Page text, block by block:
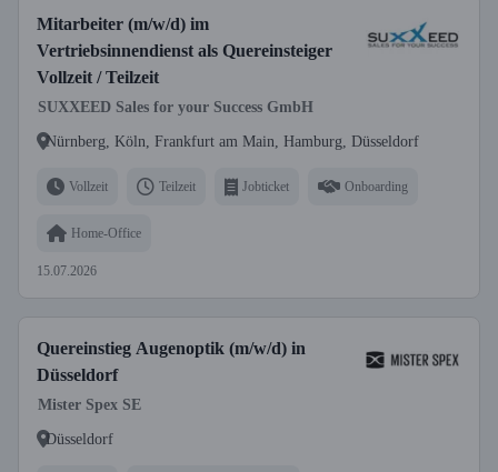
Mitarbeiter (m/w/d) im
Vertriebsinnendienst als Quereinsteiger
Vollzeit / Teilzeit
SUXXEED Sales for your Success GmbH
Nürnberg, Köln, Frankfurt am Main, Hamburg, Düsseldorf
Vollzeit Teilzeit Jobticket Onboarding
Home-Office
15.07.2026
Quereinstieg Augenoptik (m/w/d) in
Düsseldorf
Mister Spex SE
Düsseldorf